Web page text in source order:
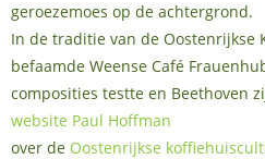
geroezemoes op de achtergrond.
In de traditie van de
befaamde Weense Café
composities testte en Beethoven
website Paul Hoffman
over de Oostenrijkse